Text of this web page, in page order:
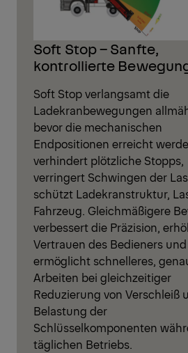
Soft Stop – Sanfte,
kontrollierte
Soft Stop verlangsamt die
Ladekranbewegungen
bevor die mechanischen
Endpositionen erreicht
verhindert plötzliche Stopps,
verringert Schwingen der
schützt Ladekranstruktur,
Fahrzeug. Gleichmäßigere
verbessert die Präzision,
Vertrauen des Bedieners und
ermöglicht schnelleres,
Arbeiten bei gleichzeitiger
Reduzierung von Verschleiß
Belastung der
Schlüsselkomponenten
täglichen Betriebs.